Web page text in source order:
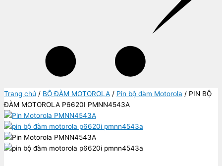
Trang chủ / BỘ ĐÀM MOTOROLA / Pin bộ đàm Motorola / PIN BỘ
ĐÀM MOTOROLA P6620I PMNN4543A